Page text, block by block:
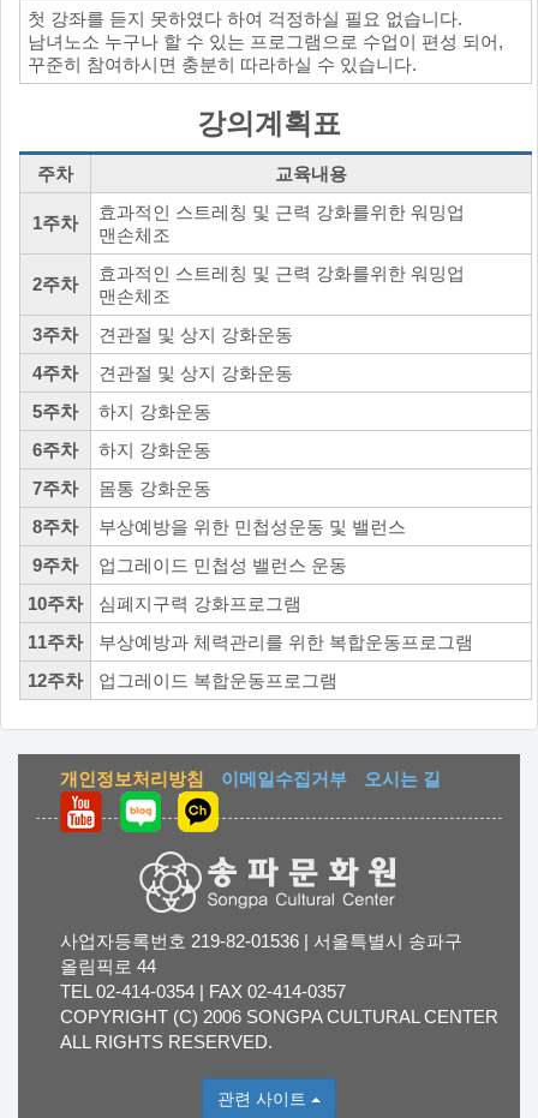
첫 강좌를 듣지 못하였다 하여 걱정하실 필요 없습니다.
남녀노소 누구나 할 수 있는 프로그램으로 수업이 편성 되어,
꾸준히 참여하시면 충분히 따라하실 수 있습니다.
강의계획표
주차 교육내용
1주차
효과적인 스트레칭 및 근력 강화를위한 워밍업
맨손체조
2주차
효과적인 스트레칭 및 근력 강화를위한 워밍업
맨손체조
3주차
견관절 및 상지 강화운동
4주차
견관절 및 상지 강화운동
5주차
하지 강화운동
6주차
하지 강화운동
7주차
몸통 강화운동
8주차
부상예방을 위한 민첩성운동 및 밸런스
9주차
업그레이드 민첩성 밸런스 운동
10주차
심폐지구력 강화프로그램
11주차
부상예방과 체력관리를 위한 복합운동프로그램
12주차
업그레이드 복합운동프로그램
개인정보처리방침 이메일수집거부 오시는 길
사업자등록번호 219-82-01536 | 서울특별시 송파구
올림픽로 44
TEL 02-414-0354 | FAX 02-414-0357
COPYRIGHT (C) 2006 SONGPA CULTURAL CENTER
ALL RIGHTS RESERVED.
관련 사이트